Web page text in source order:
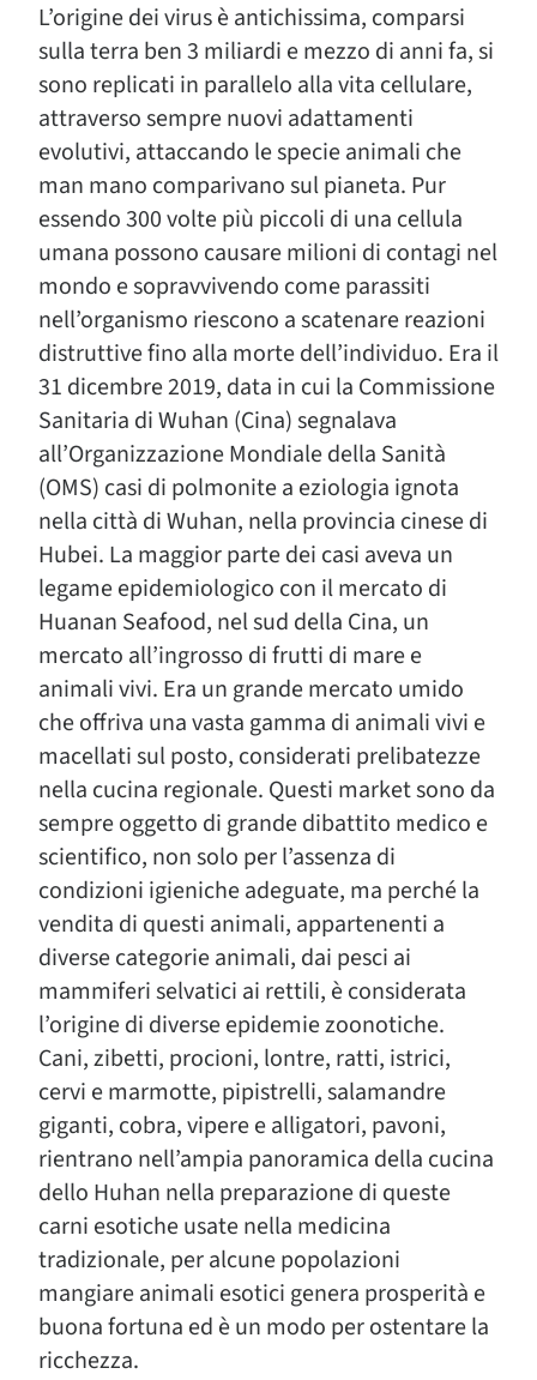
L’origine dei virus è antichissima, comparsi
sulla terra ben 3 miliardi e mezzo di anni fa, si
sono replicati in parallelo alla vita cellulare,
attraverso sempre nuovi adattamenti
evolutivi, attaccando le specie animali che
man mano comparivano sul pianeta. Pur
essendo 300 volte più piccoli di una cellula
umana possono causare milioni di contagi nel
mondo e sopravvivendo come parassiti
nell’organismo riescono a scatenare reazioni
distruttive fino alla morte dell’individuo. Era il
31 dicembre 2019, data in cui la Commissione
Sanitaria di Wuhan (Cina) segnalava
all’Organizzazione Mondiale della Sanità
(OMS) casi di polmonite a eziologia ignota
nella città di Wuhan, nella provincia cinese di
Hubei. La maggior parte dei casi aveva un
legame epidemiologico con il mercato di
Huanan Seafood, nel sud della Cina, un
mercato all’ingrosso di frutti di mare e
animali vivi. Era un grande mercato umido
che offriva una vasta gamma di animali vivi e
macellati sul posto, considerati prelibatezze
nella cucina regionale. Questi market sono da
sempre oggetto di grande dibattito medico e
scientifico, non solo per l’assenza di
condizioni igieniche adeguate, ma perché la
vendita di questi animali, appartenenti a
diverse categorie animali, dai pesci ai
mammiferi selvatici ai rettili, è considerata
l’origine di diverse epidemie zoonotiche.
Cani, zibetti, procioni, lontre, ratti, istrici,
cervi e marmotte, pipistrelli, salamandre
giganti, cobra, vipere e alligatori, pavoni,
rientrano nell’ampia panoramica della cucina
dello Huhan nella preparazione di queste
carni esotiche usate nella medicina
tradizionale, per alcune popolazioni
mangiare animali esotici genera prosperità e
buona fortuna ed è un modo per ostentare la
ricchezza.